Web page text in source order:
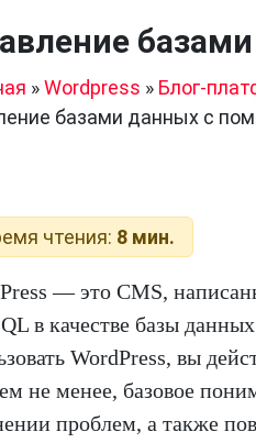
»Wordpress » Блог-
базами данных с
чтения: 8 мин.
— это CMS,
в качестве базы
WordPress, вы
не менее, базовое
проблем, а также